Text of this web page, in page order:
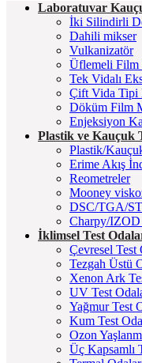
Laboratuvar
İki Silindirli
Dahili mikser
Vulkanizatör
Üflemeli Film
Tek Vidalı
Çift Vida Tipi
Döküm Film
Enjeksiyon
Plastik ve Kauçuk
Plastik/
Erime Akış
Reometreler
Mooney
DSC/TGA/
Charpy/IZOD
İklimsel Test
Çevresel Test
Tezgah Üstü
Xenon Ark
UV Test
Yağmur Test
Kum Test
Ozon
Üç Kapsamlı